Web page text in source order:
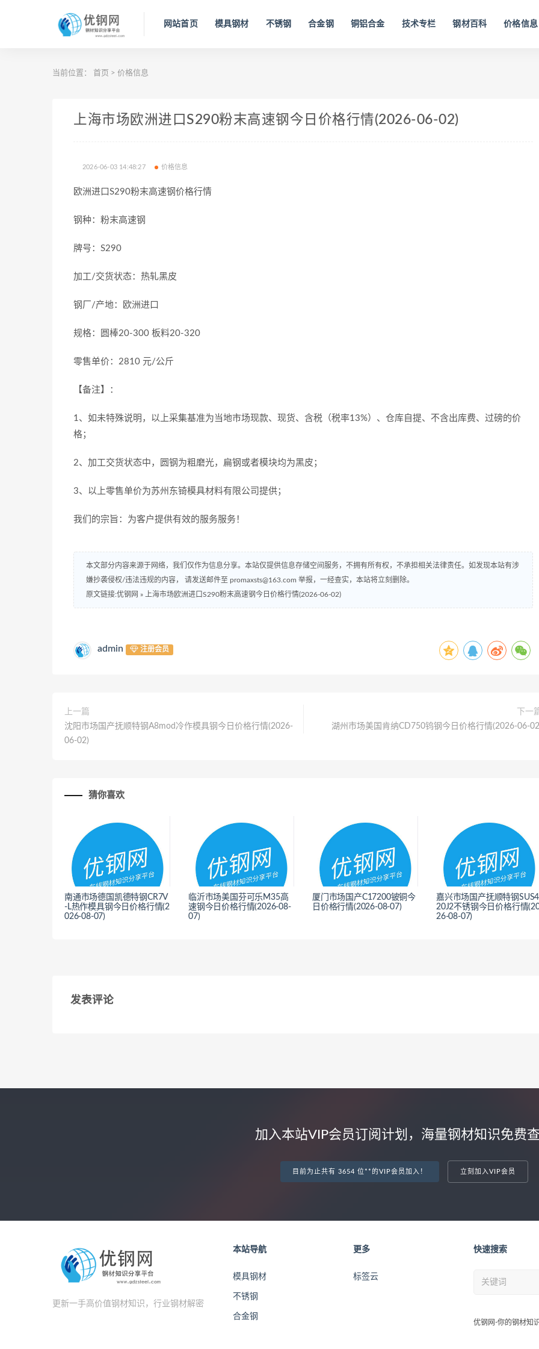
网站首页 模具钢材 不锈钢 合金钢 铜铝合金 技术专栏 钢材百科 价格信息
当前位置： 首页 > 价格信息
上海市场欧洲进口S290粉末高速钢今日价格行情(2026-06-02)
2026-06-03 14:48:27 价格信息
欧洲进口S290粉末高速钢价格行情
钢种：粉末高速钢
牌号：S290
加工/交货状态：热轧黑皮
钢厂/产地：欧洲进口
规格：圆棒20-300 板料20-320
零售单价：2810 元/公斤
【备注】：
1、如未特殊说明，以上采集基准为当地市场现款、现货、含税（税率13%）、仓库自提、不含出库费、过磅的价
格；
2、加工交货状态中，圆钢为粗磨光，扁钢或者模块均为黑皮；
3、以上零售单价为苏州东锜模具材料有限公司提供；
我们的宗旨：为客户提供有效的服务服务！
本文部分内容来源于网络，我们仅作为信息分享。本站仅提供信息存储空间服务，不拥有所有权，不承担相关法律责任。如发现本站有涉
嫌抄袭侵权/违法违规的内容， 请发送邮件至 promaxsts@163.com 举报，一经查实，本站将立刻删除。
原文链接:优钢网 » 上海市场欧洲进口S290粉末高速钢今日价格行情(2026-06-02)
admin 注册会员
上一篇
沈阳市场国产抚顺特钢A8mod冷作模具钢今日价格行情(2026-
06-02)
下一
湖州市场美国肯纳CD750钨钢今日价格行情(2026-06-
猜你喜欢
南通市场德国凯德特钢CR7V
-L热作模具钢今日价格行情(2
026-08-07)
临沂市场美国芬可乐M35高
速钢今日价格行情(2026-08-
07)
厦门市场国产C17200铍铜今
日价格行情(2026-08-07)
嘉兴市场国产抚顺特钢SUS4
20J2不锈钢今日价格行情
26-08-07)
发表评论
加入本站VIP会员订阅计划，海量钢材知识免费
目前为止共有 3654 位**的VIP会员加入！ 立刻加入VIP会员
更新一手高价值钢材知识，行业钢材解密
本站导航
模具钢材
不锈钢
合金钢
更多
标签云
快速搜索
优钢网-你的钢材知